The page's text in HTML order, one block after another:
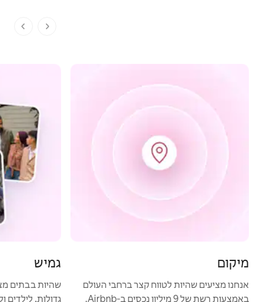
מיקום
אנחנו מציעים שהיות לטווח קצר ברחבי העולם
באמצעות רשת של 9 מיליון נכסים ב‑Airbnb.
גמיש
שהיות בבתים
גדולות, לילדים